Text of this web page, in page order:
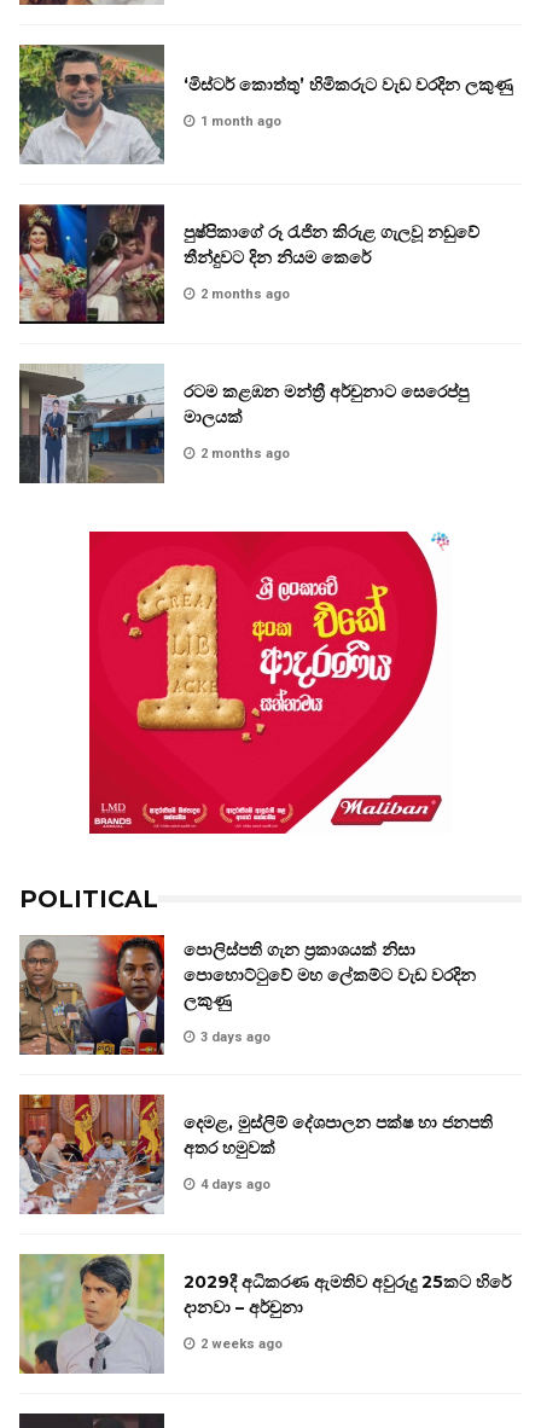
‘මිස්ටර් කොත්තු’ හිමිකරුට වැඩ වරදින ලකුණු
1 month ago
පුෂ්පිකාගේ රූ රැජින කිරුළ ගැලවූ නඩුවේ
තීන්දුවට දින නියම කෙරේ
2 months ago
රටම කළඹන මන්ත්‍රී අර්චුනාට සෙරෙප්පු
මාලයක්
2 months ago
POLITICAL
පොලිස්පති ගැන ප්‍රකාශයක් නිසා
පොහොට්ටුවේ මහ ලේකම්ට වැඩ වරදින
ලකුණු
3 days ago
දෙමළ, මුස්ලිම් දේශපාලන පක්ෂ හා ජනපති
අතර හමුවක්
4 days ago
2029දී අධිකරණ ඇමතිව අවුරුදු 25කට හිරේ
දානවා – අර්චුනා
2 weeks ago